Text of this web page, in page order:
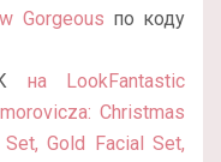
Gorgeous по коду
на LookFantastic
Christmas
Gold Facial Set,